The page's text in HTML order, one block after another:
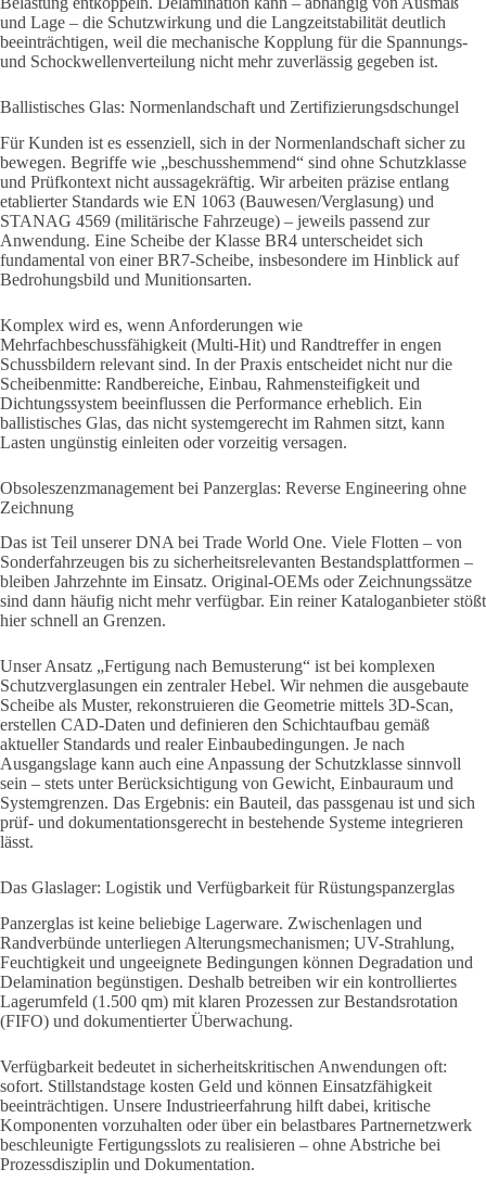
und Lage – die Schutzwirkung und die Langzeitstabilität deutlich
beeinträchtigen, weil die mechanische Kopplung für die Spannungs-
und Schockwellenverteilung nicht mehr zuverlässig gegeben ist.
Ballistisches Glas: Normenlandschaft und Zertifizierungsdschungel
Für Kunden ist es essenziell, sich in der Normenlandschaft sicher zu
bewegen. Begriffe wie „beschusshemmend“ sind ohne Schutzklasse
und Prüfkontext nicht aussagekräftig. Wir arbeiten präzise entlang
etablierter Standards wie EN 1063 (Bauwesen/Verglasung) und
STANAG 4569 (militärische Fahrzeuge) – jeweils passend zur
Anwendung. Eine Scheibe der Klasse BR4 unterscheidet sich
fundamental von einer BR7-Scheibe, insbesondere im Hinblick auf
Bedrohungsbild und Munitionsarten.
Komplex wird es, wenn Anforderungen wie
Mehrfachbeschussfähigkeit (Multi-Hit) und Randtreffer in engen
Schussbildern relevant sind. In der Praxis entscheidet nicht nur die
Scheibenmitte: Randbereiche, Einbau, Rahmensteifigkeit und
Dichtungssystem beeinflussen die Performance erheblich. Ein
ballistisches Glas, das nicht systemgerecht im Rahmen sitzt, kann
Lasten ungünstig einleiten oder vorzeitig versagen.
Obsoleszenzmanagement bei Panzerglas: Reverse Engineering ohne
Zeichnung
Das ist Teil unserer DNA bei Trade World One. Viele Flotten – von
Sonderfahrzeugen bis zu sicherheitsrelevanten Bestandsplattformen –
bleiben Jahrzehnte im Einsatz. Original-OEMs oder Zeichnungssätze
sind dann häufig nicht mehr verfügbar. Ein reiner Kataloganbieter stößt
hier schnell an Grenzen.
Unser Ansatz „Fertigung nach Bemusterung“ ist bei komplexen
Schutzverglasungen ein zentraler Hebel. Wir nehmen die ausgebaute
Scheibe als Muster, rekonstruieren die Geometrie mittels 3D-Scan,
erstellen CAD-Daten und definieren den Schichtaufbau gemäß
aktueller Standards und realer Einbaubedingungen. Je nach
Ausgangslage kann auch eine Anpassung der Schutzklasse sinnvoll
sein – stets unter Berücksichtigung von Gewicht, Einbauraum und
Systemgrenzen. Das Ergebnis: ein Bauteil, das passgenau ist und sich
prüf- und dokumentationsgerecht in bestehende Systeme integrieren
lässt.
Das Glaslager: Logistik und Verfügbarkeit für Rüstungspanzerglas
Panzerglas ist keine beliebige Lagerware. Zwischenlagen und
Randverbünde unterliegen Alterungsmechanismen; UV-Strahlung,
Feuchtigkeit und ungeeignete Bedingungen können Degradation und
Delamination begünstigen. Deshalb betreiben wir ein kontrolliertes
Lagerumfeld (1.500 qm) mit klaren Prozessen zur Bestandsrotation
(FIFO) und dokumentierter Überwachung.
Verfügbarkeit bedeutet in sicherheitskritischen Anwendungen oft:
sofort. Stillstandstage kosten Geld und können Einsatzfähigkeit
beeinträchtigen. Unsere Industrieerfahrung hilft dabei, kritische
Komponenten vorzuhalten oder über ein belastbares Partnernetzwerk
beschleunigte Fertigungsslots zu realisieren – ohne Abstriche bei
Prozessdisziplin und Dokumentation.